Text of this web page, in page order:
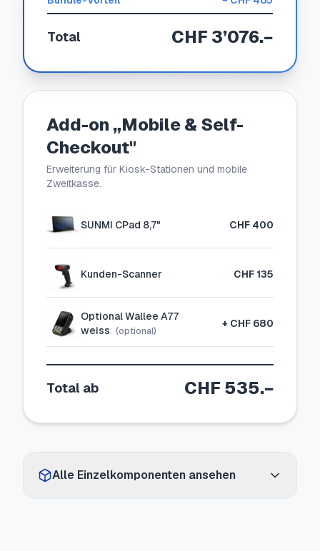
Total CHF 3’076.−
Add-on „Mobile & Self-
Checkout"
Erweiterung für Kiosk-Stationen und mobile
Zweitkasse.
SUNMI CPad 8,7" CHF 400
Kunden-Scanner CHF 135
Optional Wallee A77
weiss (optional)
+ CHF 680
Total ab CHF 535.−
Alle Einzelkomponenten ansehen